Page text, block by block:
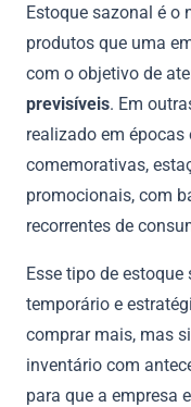
Estoque sazonal é o
produtos que uma
com o objetivo de
previsíveis. Em
realizado em
comemorativas,
promocionais, com
recorrentes de
Esse tipo de
temporário e
comprar mais, mas
inventário com
para que a empresa